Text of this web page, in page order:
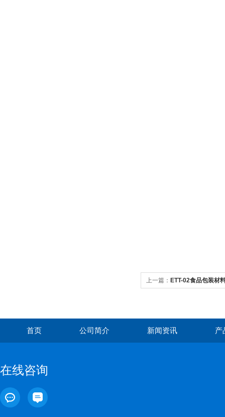
上一篇： ETT-02食品包装材
首页 公司简介 新闻资讯 产
在线咨询